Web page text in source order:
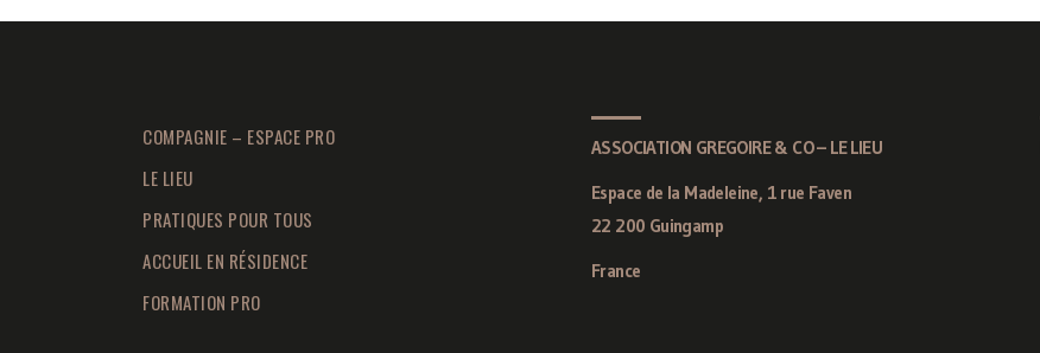
COMPAGNIE – ESPACE PRO
LE LIEU
PRATIQUES POUR TOUS
ACCUEIL EN RÉSIDENCE
FORMATION PRO
ASSOCIATION GREGOIRE & CO – LE LIEU
Espace de la Madeleine, 1 rue Faven
22 200 Guingamp
France